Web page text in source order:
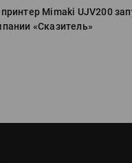
Mimaki UJV200
«Сказитель»